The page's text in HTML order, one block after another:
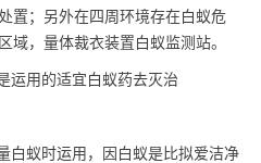
置；另外在四周环境存在白蚁危
域，量体裁衣装置白蚁监测站。
运用的适宜白蚁药去灭治
白蚁时运用，因白蚁是比拟爱洁净